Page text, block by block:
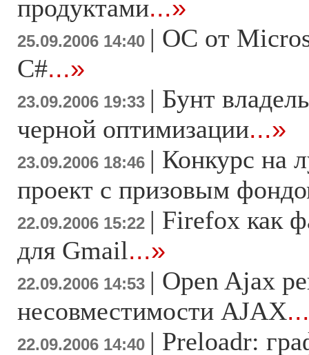
продуктами...»
25.09.2006 14:40 | ОС от
C#...»
23.09.2006 19:33 | Бунт
черной оптимизации...»
23.09.2006 18:46 | Конкурс на
проект с призовым
22.09.2006 15:22 | Firefox как
для Gmail...»
22.09.2006 14:53 | Open Ajax
несовместимости AJAX
22.09.2006 14:40 | Preloadr: